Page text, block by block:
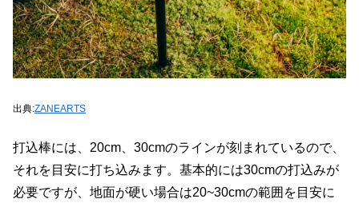
出典:ZANEARTS
打込棒には、20cm、30cmのラインが刻まれているので、
それを目安に打ち込みます。基本的には30cmの打込みが
必要ですが、地面が硬い場合は20~30cmの範囲を目安に